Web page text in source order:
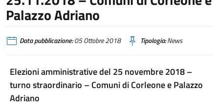
Palazzo Adriano
Data pubblicazione:05 Ottobre 2018 Tipologia:News
Elezioni amministrative del 25 novembre 2018 –
turno straordinario – Comuni di Corleone e Palazzo
Adriano